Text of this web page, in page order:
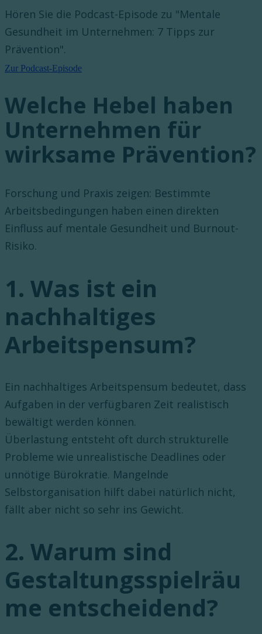
Hören Sie die Podcast-Episode zu "Mentale
Gesundheit im Unternehmen: 7 Tipps zur
Prävention".
Zur Podcast-Episode
Welche Hebel haben
Unternehmen für
wirksame Prävention?
Forschung und Praxis zeigen: Bestimmte
Arbeitsbedingungen haben einen direkten
Einfluss auf mentale Gesundheit und Burnout-
Risiko.
1. Was ist ein
nachhaltiges
Arbeitspensum?
Ein nachhaltiges Arbeitspensum bedeutet, dass
Aufgaben in der verfügbaren Zeit realistisch
bewältigt werden können.
Überlastung entsteht oft durch strukturelle
Probleme wie unrealistische Deadlines oder
unnötige Bürokratie. Mangelnde
Selbstorganisation hilft dabei natürlich nicht,
fällt aber nicht so sehr ins Gewicht.
2. Warum sind
Gestaltungsspielräu
me entscheidend?